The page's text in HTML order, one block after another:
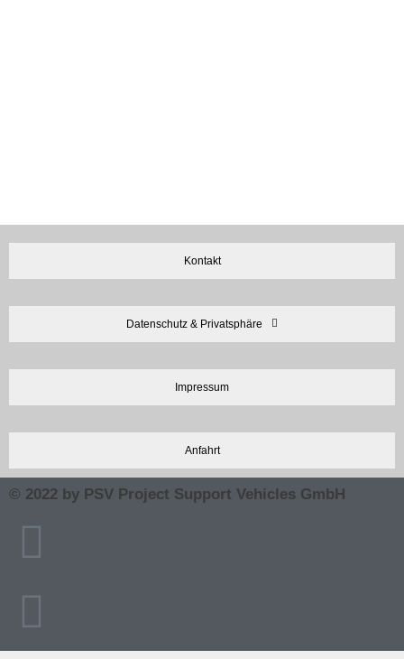
Kontakt
Datenschutz & Privatsphäre
Impressum
Anfahrt
© 2022 by PSV Project Support Vehicles GmbH